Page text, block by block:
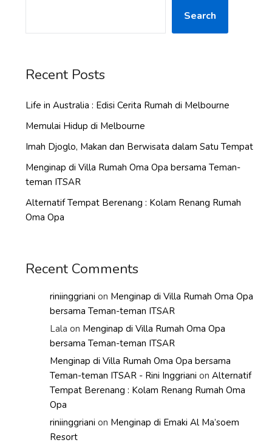
Search
Recent Posts
Life in Australia : Edisi Cerita Rumah di Melbourne
Memulai Hidup di Melbourne
Imah Djoglo, Makan dan Berwisata dalam Satu Tempat
Menginap di Villa Rumah Oma Opa bersama Teman-
teman ITSAR
Alternatif Tempat Berenang : Kolam Renang Rumah
Oma Opa
Recent Comments
riniinggriani on Menginap di Villa Rumah Oma Opa
bersama Teman-teman ITSAR
Lala on Menginap di Villa Rumah Oma Opa
bersama Teman-teman ITSAR
Menginap di Villa Rumah Oma Opa bersama
Teman-teman ITSAR - Rini Inggriani onAlternatif
Tempat Berenang : Kolam Renang Rumah Oma
Opa
riniinggriani on Menginap di Emaki Al Ma’soem
Resort